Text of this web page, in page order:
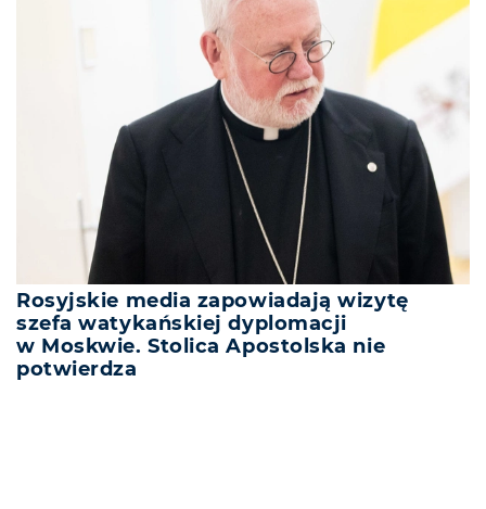
Rosyjskie media zapowiadają wizytę
szefa watykańskiej dyplomacji
w Moskwie. Stolica Apostolska nie
potwierdza